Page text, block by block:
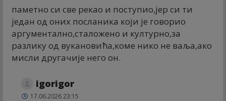
паметно си све рекао и поступио,јер си ти
један од оних посланика који је говорио
аргументално,сталожено и културно,за
разлику од вукановића,коме нико не ваља,ако
мисли другачије него он.
igorigor
17.06.2026 23:15